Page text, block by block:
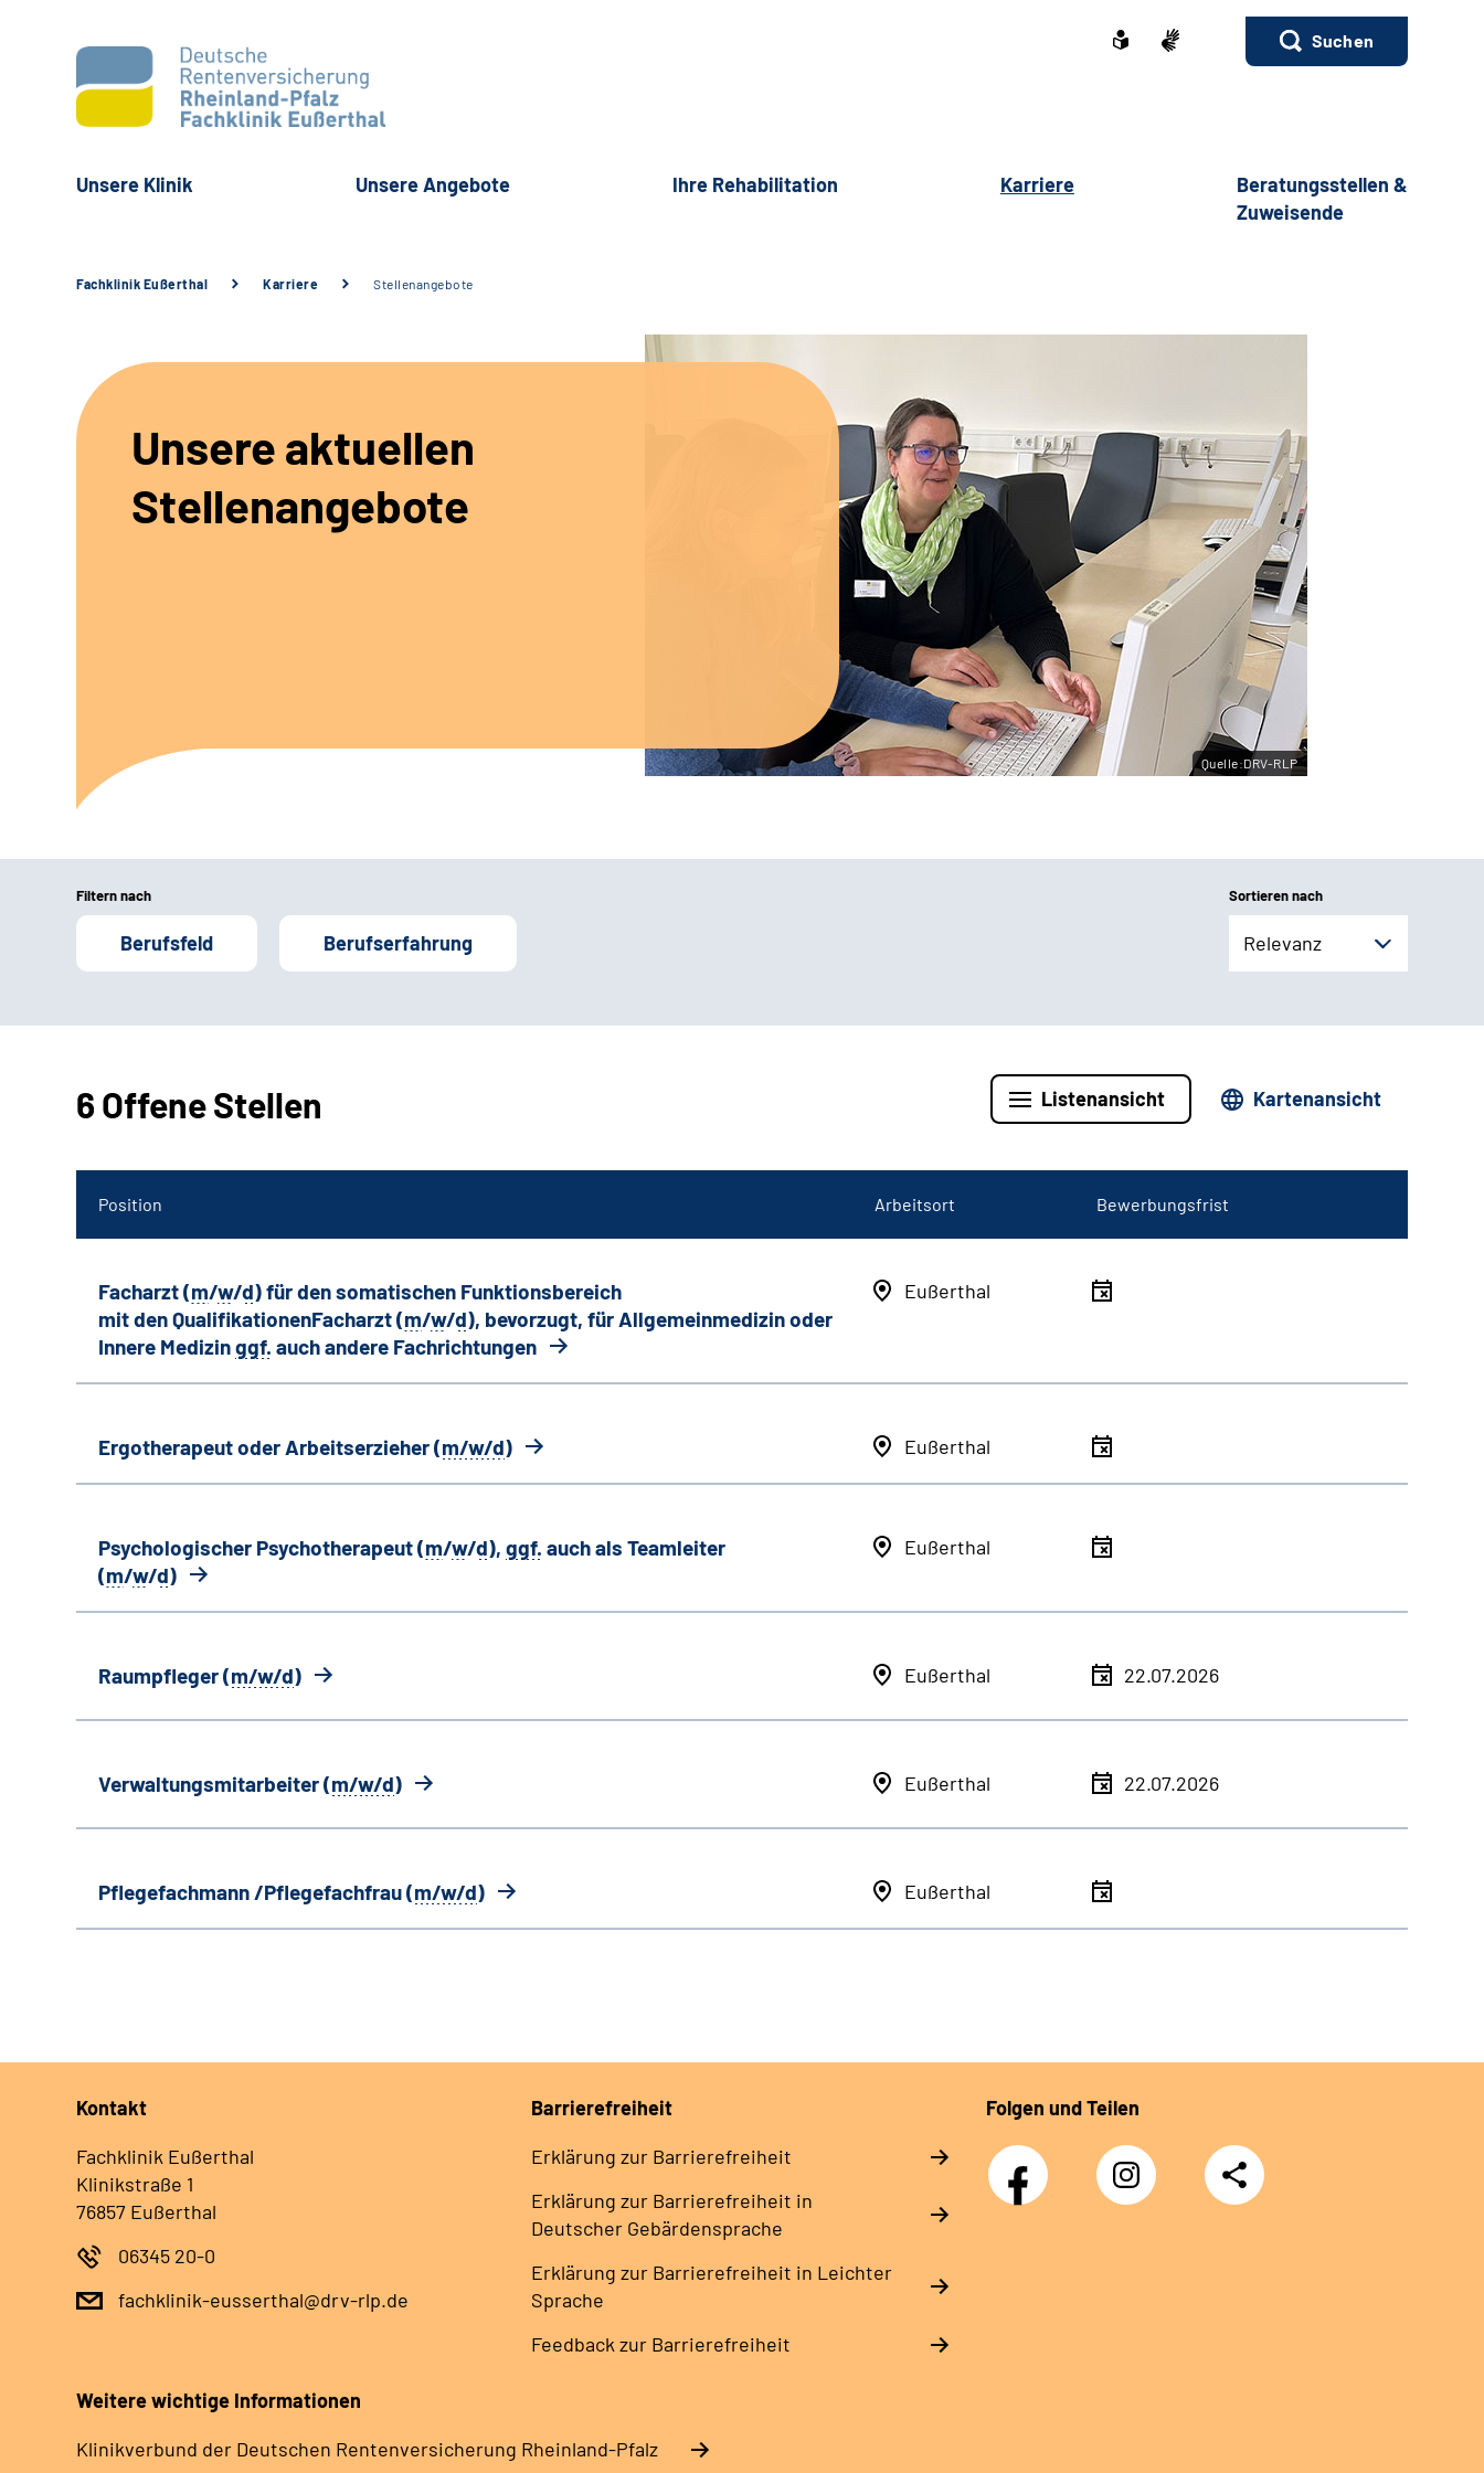
Suchen
Unsere Klinik Unsere Angebote Ihre Rehabilitation Karriere
Beratungsstellen &
Zuweisende
Fachklinik Eußerthal Karriere Stellenangebote
Unsere aktuellen
Stellenangebote
Quelle:DRV-RLP
Filtern nach
Berufsfeld Berufserfahrung
Sortieren nach
Relevanz
6 Offene Stellen Listenansicht Kartenansicht
Position Arbeitsort Bewerbungsfrist
Facharzt (m/w/d) für den somatischen Funktionsbereich
mit den QualifikationenFacharzt (m/w/d), bevorzugt, für Allgemeinmedizin oder
Innere Medizinggf. auch andere Fachrichtungen
Eußerthal
Ergotherapeut oder Arbeitserzieher (m/w/d) Eußerthal
Psychologischer Psychotherapeut (m/w/d), ggf. auch als Teamleiter
(m/w/d)
Eußerthal
Raumpfleger (m/w/d) Eußerthal 22.07.2026
Verwaltungsmitarbeiter (m/w/d) Eußerthal 22.07.2026
Pflegefachmann /Pflegefachfrau (m/w/d) Eußerthal
Kontakt
Fachklinik Eußerthal
Klinikstraße 1
76857 Eußerthal
06345 20-0
fachklinik-eusserthal@drv-rlp.de
Barrierefreiheit
Erklärung zur Barrierefreiheit
Erklärung zur Barrierefreiheit in
Deutscher Gebärdensprache
Erklärung zur Barrierefreiheit in Leichter
Sprache
Feedback zur Barrierefreiheit
Folgen und Teilen
Facebook
Instagram
DRV
Nachwuchskräfte
Teilen
Weitere wichtige Informationen
Klinikverbund der Deutschen Rentenversicherung Rheinland-Pfalz